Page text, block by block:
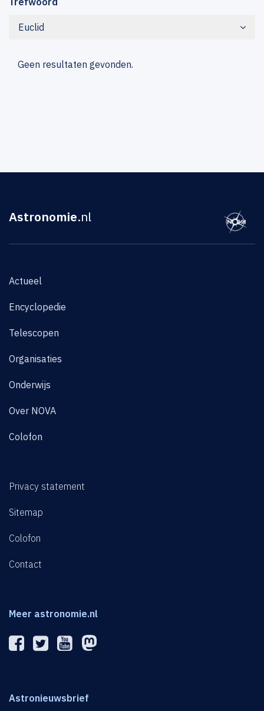
Euclid
Geen resultaten gevonden.
Astronomie.nl
Actueel
Encyclopedie
Telescopen
Organisaties
Onderwijs
Over NOVA
Colofon
Privacy statement
Sitemap
Colofon
Contact
Meer astronomie.nl
Astronieuwsbrief